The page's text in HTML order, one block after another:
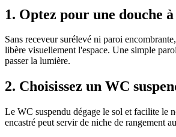
1. Optez pour une douche
Sans receveur surélevé ni paroi
libère visuellement l'espace. Une simple
passer la lumière.
2. Choisissez un WC
Le WC suspendu dégage le sol et facilite le
encastré peut servir de niche de rangement